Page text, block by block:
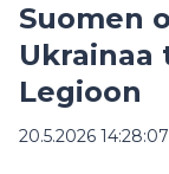
Suomen
Ukrainaa
Legioon
20.5.2026